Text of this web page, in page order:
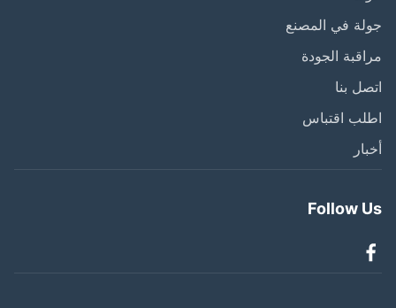
في المصنع
الجودة
بنا
اقتباس
Follow